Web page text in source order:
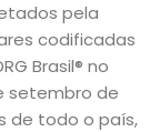
pela
codificadas
Brasil® no
setembro de
de todo o país,